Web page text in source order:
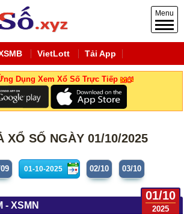
Menu
VietLott Tải App
Dụng Xem Xổ Số Trực Tiếp
XỔ SỐ NGÀY 01/10/2025
02/10 03/10
- XSMN
01/10
2025